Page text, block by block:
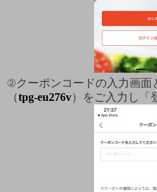
②クーポンコードの入力画面
（tpg-eu276v）をご入力し「